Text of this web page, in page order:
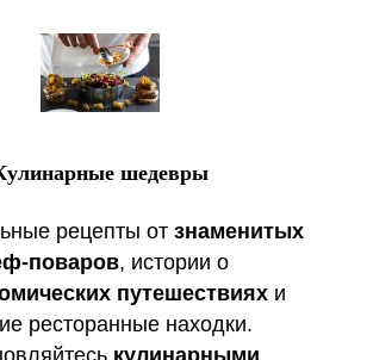
шедевры
рецепты от знаменитых
поваров, истории о
путешествиях и
ресторанные находки.